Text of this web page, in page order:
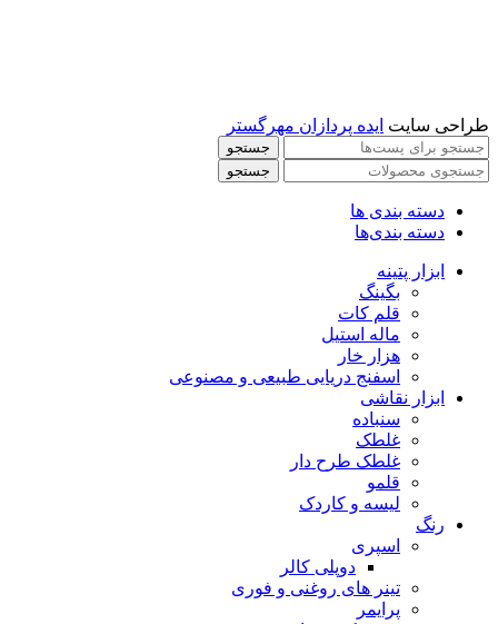
طراحی سایت ایده پردازان مهرگستر
جستجو
جستجو
دسته بندی ها
دسته بندی‌ها
ابزار پتینه
بگینگ
قلم کات
ماله استیل
هزار خار
اسفنج دریایی طبیعی و مصنوعی
ابزار نقاشی
سنباده
غلطک
غلطک طرح دار
قلمو
لیسه و کاردک
رنگ
اسپری
دوپلی کالر
تینر های روغنی و فوری
پرایمر